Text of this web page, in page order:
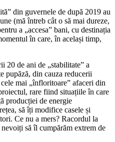
din guvernele de după 2019 au
(mă întreb cât o să mai dureze,
a „accesa” bani, cu destinația
în care, în același timp,
20 de ani de „stabilitate” a
pupăză, din cauza reducerii
mai „înfloritoare” afaceri din
rare fiind situațiile în care
producției de energie
să îți modifice casele și
Ce nu a mers? Racordul la
să îl cumpărăm extrem de